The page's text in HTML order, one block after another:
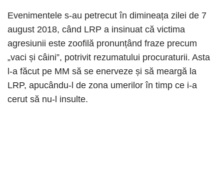
Evenimentele s-au petrecut în dimineața zilei de 7
august 2018, când LRP a insinuat că victima
agresiunii este zoofilă pronunțând fraze precum
„vaci și câini”, potrivit rezumatului procuraturii. Asta
l-a făcut pe MM să se enerveze și să meargă la
LRP, apucându-l de zona umerilor în timp ce i-a
cerut să nu-l insulte.